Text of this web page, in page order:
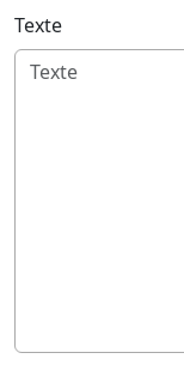
Texte